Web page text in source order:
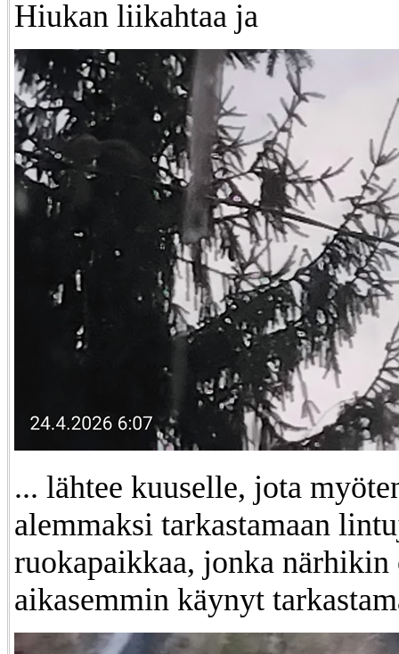
Hiukan liikahtaa ja
... lähtee kuuselle, jota
alemmaksi tarkastamaan
ruokapaikkaa, jonka närhikin
aikasemmin käynyt